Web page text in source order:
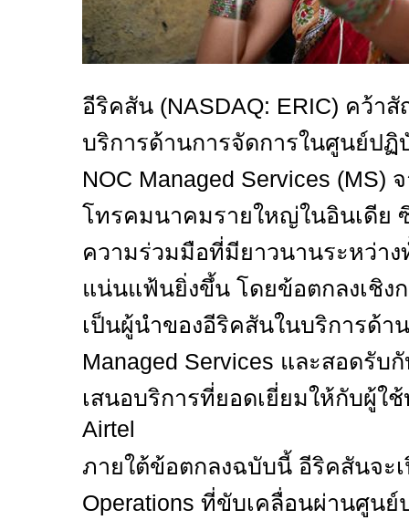
อีริคสัน (NASDAQ: ERIC) คว้าสั
บริการด้านการจัดการในศูนย์ปฏิ
NOC Managed Services (MS)
โทรคมนาคมรายใหญ่ในอินเดีย
ความร่วมมือที่มียาวนานระหว่าง
แน่นแฟ้นยิ่งขึ้น โดยข้อตกลงเชิง
เป็นผู้นำของอีริคสันในบริการด้า
Managed Services และสอดรับ
เสนอบริการที่ยอดเยี่ยมให้กับผู้ใ
Airtel
ภายใต้ข้อตกลงฉบับนี้ อีริคสันจะ
Operations ที่ขับเคลื่อนผ่านศูนย์